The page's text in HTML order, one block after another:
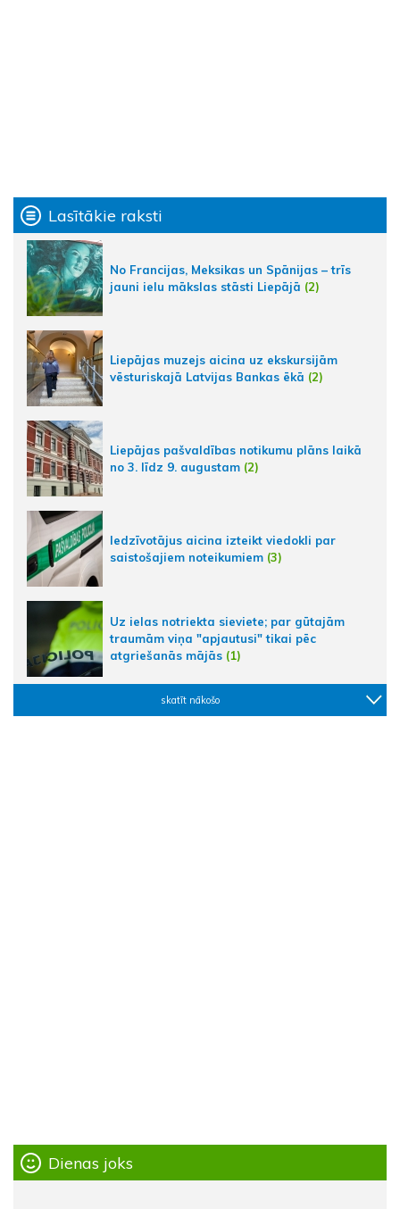
Lasītākie raksti
No Francijas, Meksikas un Spānijas – trīs
jauni ielu mākslas stāsti Liepājā (2)
Liepājas muzejs aicina uz ekskursijām
vēsturiskajā Latvijas Bankas ēkā (2)
Liepājas pašvaldības notikumu plāns laikā
no 3. līdz 9. augustam (2)
Iedzīvotājus aicina izteikt viedokli par
saistošajiem noteikumiem (3)
Uz ielas notriekta sieviete; par gūtajām
traumām viņa "apjautusi" tikai pēc
atgriešanās mājās (1)
skatīt nākošo
Dienas joks